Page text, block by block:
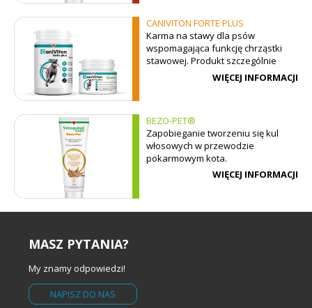
CANIVITON FORTE PLUS
Karma na stawy dla psów
wspomagająca funkcję chrząstki
stawowej. Produkt szczególnie
polecany psom mającym trudności z
WIĘCEJ INFORMACJI
BEZO-PET®
Zapobieganie tworzeniu się kul
włosowych w przewodzie
pokarmowym kota.
WIĘCEJ INFORMACJI
MASZ PYTANIA?
My znamy odpowiedzi!
NAPISZ DO NAS